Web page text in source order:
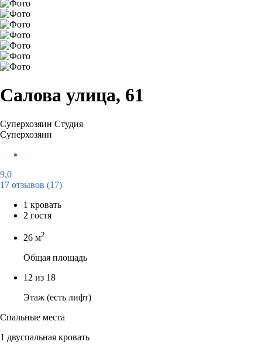
Салова улица, 61
Суперхозяин Студия
Суперхозяин
9,0
17 отзывов (17)
1 кровать
2 гостя
26 м2
Общая площадь
12 из 18
Этаж (есть лифт)
Спальные места
1 двуспальная кровать